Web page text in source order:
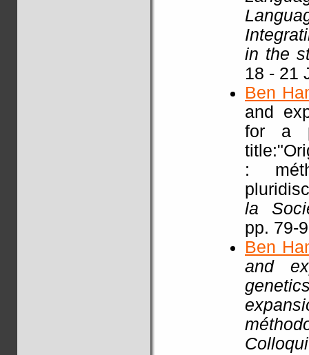
in the
18 - 21
Ben
and
for a
:
la
pp. 79-
Ben
and